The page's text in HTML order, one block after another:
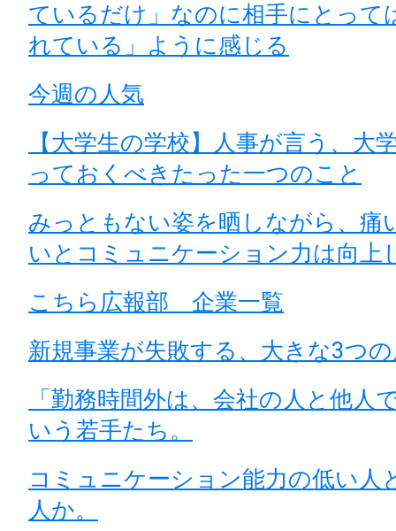
ているだけ」なのに相手にとって
れている」ように感じる
今週の人気
【大学生の学校】人事が言う、大
っておくべきたった一つのこと
みっともない姿を晒しながら、痛
いとコミュニケーション力は向上
こちら広報部 企業一覧
新規事業が失敗する、大きな3つ
「勤務時間外は、会社の人と他人
いう若手たち。
コミュニケーション能力の低い人
人か。